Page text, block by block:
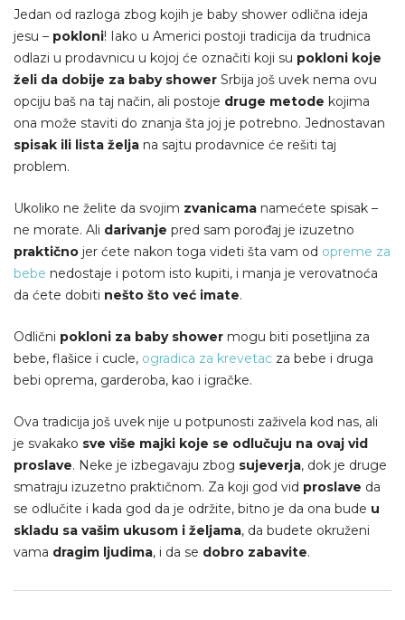
Jedan od razloga zbog kojih je baby shower odlična ideja
jesu – pokloni! Iako u Americi postoji tradicija da trudnica
odlazi u prodavnicu u kojoj će označiti koji su pokloni koje
želi da dobije za baby shower Srbija još uvek nema ovu
opciju baš na taj način, ali postoje druge metode kojima
ona može staviti do znanja šta joj je potrebno. Jednostavan
spisak ili lista želja na sajtu prodavnice će rešiti taj
problem.
Ukoliko ne želite da svojim zvanicama namećete spisak –
ne morate. Ali darivanje pred sam porođaj je izuzetno
praktično jer ćete nakon toga videti šta vam od opreme za
bebe nedostaje i potom isto kupiti, i manja je verovatnoća
da ćete dobiti nešto što već imate.
Odlični pokloni za baby shower mogu biti posetljina za
bebe, flašice i cucle, ogradica za krevetac za bebe i druga
bebi oprema, garderoba, kao i igračke.
Ova tradicija još uvek nije u potpunosti zaživela kod nas, ali
je svakako sve više majki koje se odlučuju na ovaj vid
proslave. Neke je izbegavaju zbog sujeverja, dok je druge
smatraju izuzetno praktičnom. Za koji god vid proslave da
se odlučite i kada god da je održite, bitno je da ona bude u
skladu sa vašim ukusom i željama, da budete okruženi
vama dragim ljudima, i da se dobro zabavite.